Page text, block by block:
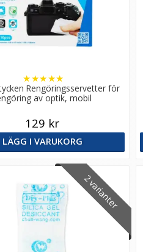
Rengöringsservetter för
av optik, mobil
★★★★★
129 kr
LÄGG I VARUKORG
2 varianter